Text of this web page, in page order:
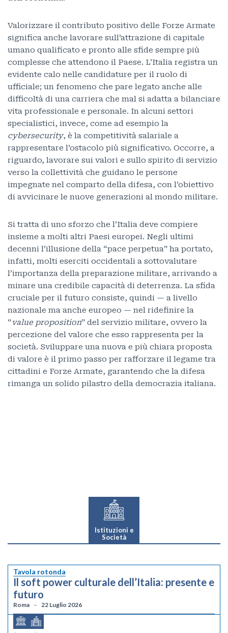
Valorizzare il contributo positivo delle Forze Armate
significa anche lavorare sull’attrazione di capitale
umano qualificato e pronto alle sfide sempre più
complesse che attendono il Paese. L’Italia registra un
evidente calo nelle candidature per il ruolo di
ufficiale; un fenomeno che pare legato anche alle
difficoltà di una carriera che mal si adatta a bilanciare
vita professionale e personale. In alcuni settori
specialistici, invece, come ad esempio la
cybersecurity, è la competitività salariale a
rappresentare l’ostacolo più significativo. Occorre, a
riguardo, lavorare sui valori e sullo spirito di servizio
verso la collettività che guidano le persone
impegnate nel comparto della difesa, con l’obiettivo
di avvicinare le nuove generazioni al mondo militare.
Si tratta di uno sforzo che l’Italia deve compiere
insieme a molti altri Paesi europei. Negli ultimi
decenni l’illusione della “pace perpetua” ha portato,
infatti, molti eserciti occidentali a sottovalutare
l’importanza della preparazione militare, arrivando a
minare una credibile capacità di deterrenza. La sfida
cruciale per il futuro consiste, quindi — a livello
nazionale ma anche europeo — nel ridefinire la
“value proposition” del servizio militare, ovvero la
percezione del valore che esso rappresenta per la
società. Sviluppare una nuova e più chiara proposta
di valore è il primo passo per rafforzare il legame tra
cittadini e Forze Armate, garantendo che la difesa
rimanga un solido pilastro della democrazia italiana.
Istituzioni e
Società
Tavola rotonda
Il soft power culturale dell’Italia: presente e
futuro
Roma 22 Luglio 2026